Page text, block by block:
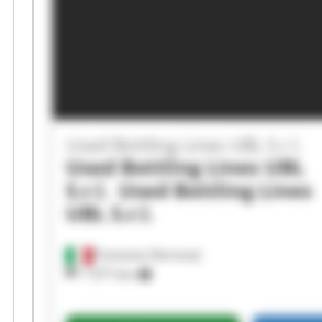
Fumane (Verona)
1 577 km
Used Bottling Lines UBL S.r.l.
Used Bottling Lines UBL
S.r.l.
Used Bottling Lines
UBL S.r.l.